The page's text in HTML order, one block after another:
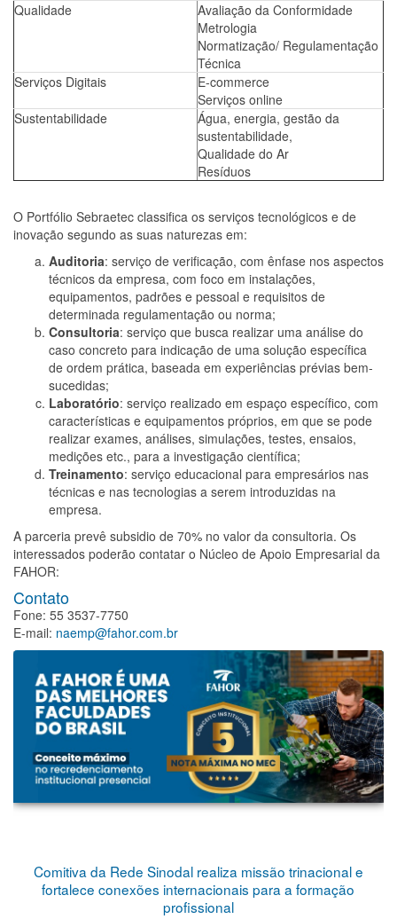
Qualidade
Avaliação da Conformidade
Metrologia
Normatização/ Regulamentação
Técnica
Serviços Digitais
E-commerce
Serviços online
Sustentabilidade
Água, energia, gestão da
sustentabilidade,
Qualidade do Ar
Resíduos
O Portfólio Sebraetec classifica os serviços tecnológicos e de
inovação segundo as suas naturezas em:
Auditoria: serviço de verificação, com ênfase nos aspectos
técnicos da empresa, com foco em instalações,
equipamentos, padrões e pessoal e requisitos de
determinada regulamentação ou norma;
Consultoria: serviço que busca realizar uma análise do
caso concreto para indicação de uma solução específica
de ordem prática, baseada em experiências prévias bem-
sucedidas;
Laboratório: serviço realizado em espaço específico, com
características e equipamentos próprios, em que se pode
realizar exames, análises, simulações, testes, ensaios,
medições etc., para a investigação científica;
Treinamento: serviço educacional para empresários nas
técnicas e nas tecnologias a serem introduzidas na
empresa.
A parceria prevê subsidio de 70% no valor da consultoria. Os
interessados poderão contatar o Núcleo de Apoio Empresarial da
FAHOR:
Contato
Fone: 55 3537-7750
E-mail: naemp@fahor.com.br
Comitiva da Rede Sinodal realiza missão trinacional e
fortalece conexões internacionais para a formação
profissional